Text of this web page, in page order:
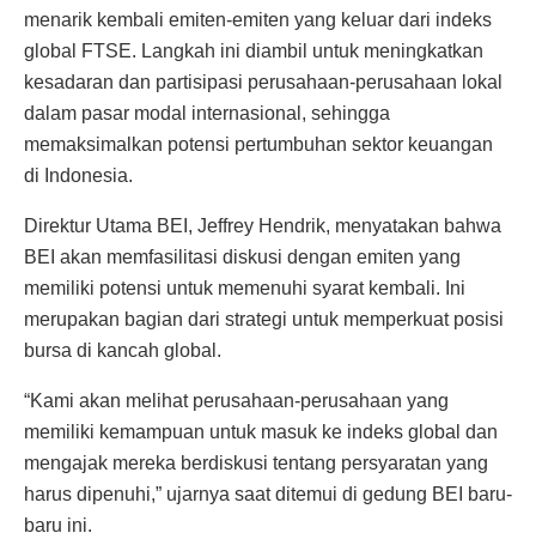
menarik kembali emiten-emiten yang keluar dari indeks
global FTSE. Langkah ini diambil untuk meningkatkan
kesadaran dan partisipasi perusahaan-perusahaan lokal
dalam pasar modal internasional, sehingga
memaksimalkan potensi pertumbuhan sektor keuangan
di Indonesia.
Direktur Utama BEI, Jeffrey Hendrik, menyatakan bahwa
BEI akan memfasilitasi diskusi dengan emiten yang
memiliki potensi untuk memenuhi syarat kembali. Ini
merupakan bagian dari strategi untuk memperkuat posisi
bursa di kancah global.
“Kami akan melihat perusahaan-perusahaan yang
memiliki kemampuan untuk masuk ke indeks global dan
mengajak mereka berdiskusi tentang persyaratan yang
harus dipenuhi,” ujarnya saat ditemui di gedung BEI baru-
baru ini.